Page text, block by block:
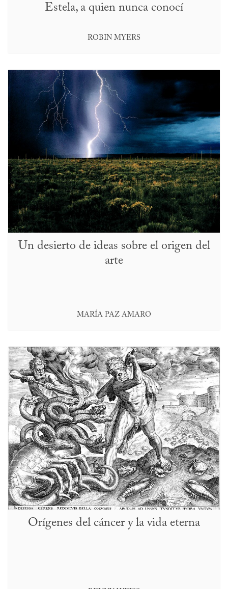
Estela, a quien nunca conocí
ROBIN MYERS
Un desierto de ideas sobre el origen del
arte
MARÍA PAZ AMARO
Orígenes del cáncer y la vida eterna